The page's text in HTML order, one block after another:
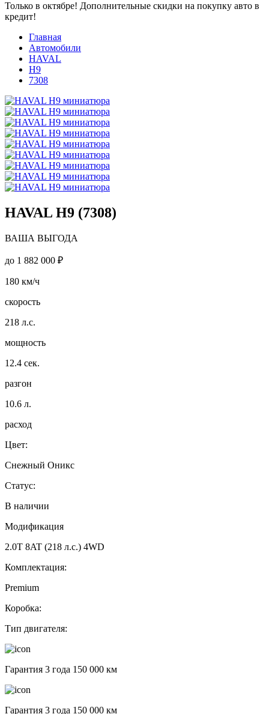
Только в октябре! Дополнительные скидки на покупку авто в
кредит!
Главная
Автомобили
HAVAL
H9
7308
HAVAL H9 (7308)
ВАША ВЫГОДА
до 1 882 000 ₽
180 км/ч
скорость
218 л.с.
мощность
12.4 сек.
разгон
10.6 л.
расход
Цвет:
Снежный Оникс
Статус:
В наличии
Модификация
2.0T 8AT (218 л.с.) 4WD
Комплектация:
Premium
Коробка:
Тип двигателя:
Гарантия 3 года 150 000 км
Гарантия 3 года 150 000 км